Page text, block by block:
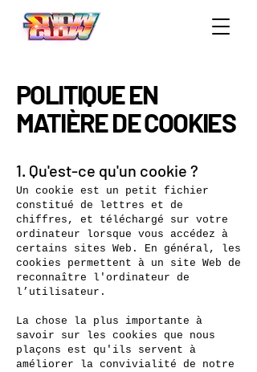
POLITIQUE EN
MATIÈRE DE COOKIES
1. Qu'est-ce qu'un cookie ?
Un cookie est un petit fichier
constitué de lettres et de
chiffres, et téléchargé sur votre
ordinateur lorsque vous accédez à
certains sites Web. En général, les
cookies permettent à un site Web de
reconnaître l'ordinateur de
l’utilisateur.
La chose la plus importante à
savoir sur les cookies que nous
plaçons est qu'ils servent à
améliorer la convivialité de notre